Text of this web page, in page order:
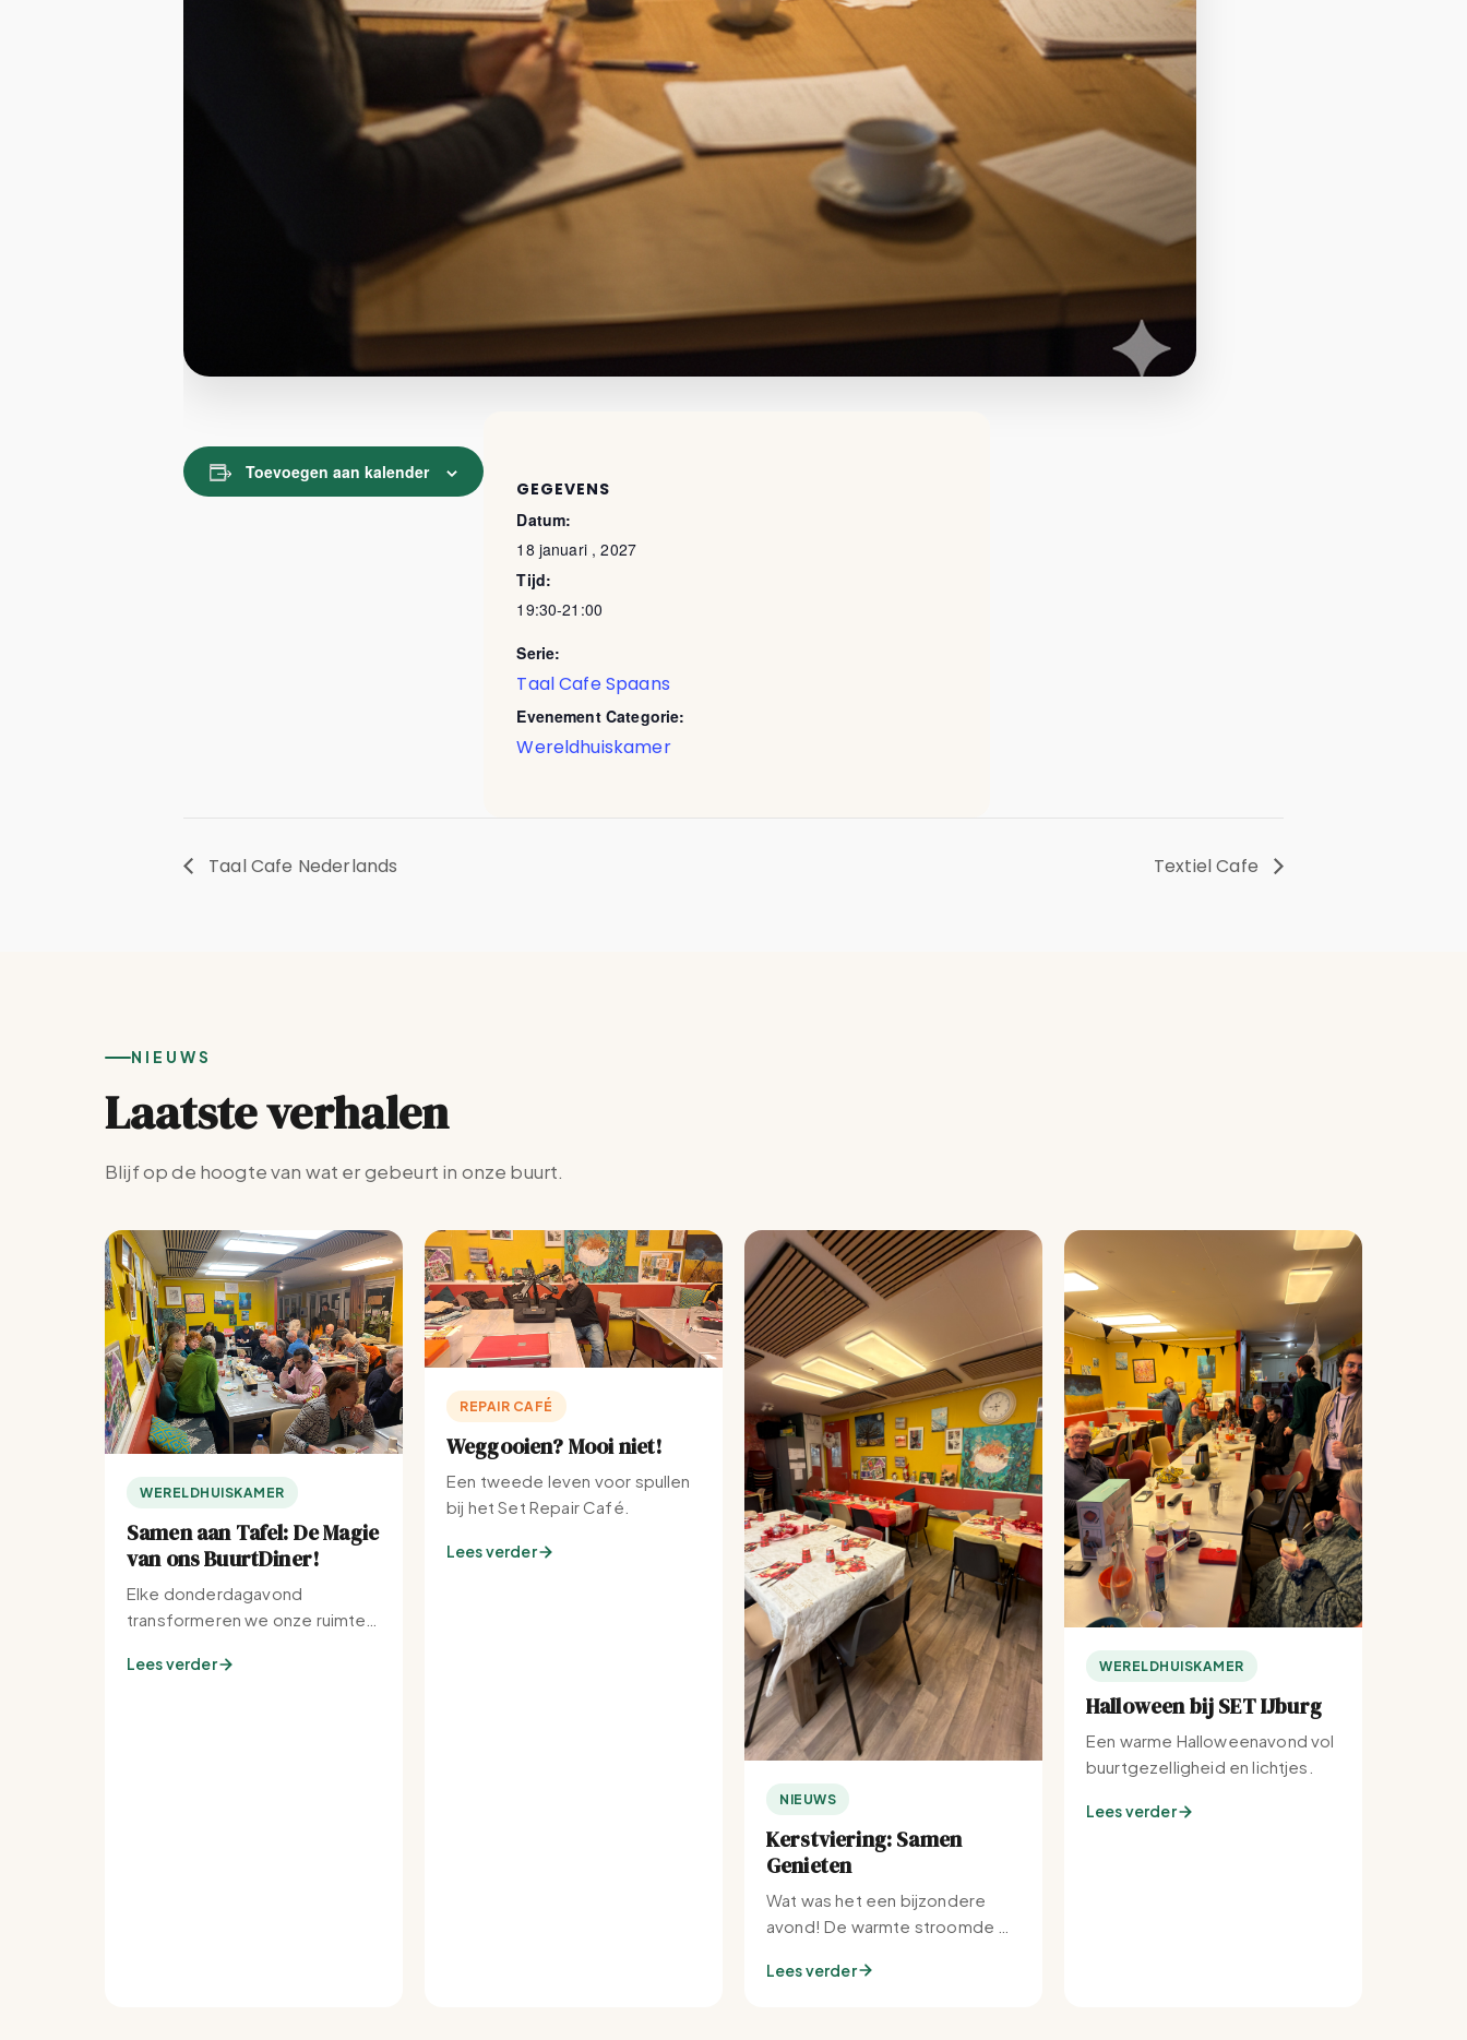
Toevoegen aan kalender
GEGEVENS
Datum:
18 januari , 2027
Tijd:
19:30-21:00
Serie:
Taal Cafe Spaans
Evenement Categorie:
Wereldhuiskamer
Taal Cafe Nederlands Textiel Cafe
NIEUWS
Laatste verhalen
Blijf op de hoogte van wat er gebeurt in onze buurt.
WERELDHUISKAMER
Samen aan Tafel: De Magie
van ons BuurtDiner!
Elke donderdagavond
transformeren we onze ruimte
buurt.
Lees verder
REPAIR CAFÉ
Weggooien? Mooi niet!
Een tweede leven voor spullen
bij het Set Repair Café.
Lees verder
NIEUWS
Kerstviering: Samen
Genieten
Wat was het een bijzondere
avond! De warmte stroomde bij
Lees verder
WERELDHUISKAMER
Halloween bij SET IJburg
Een warme Halloweenavond vol
buurtgezelligheid en lichtjes.
Lees verder